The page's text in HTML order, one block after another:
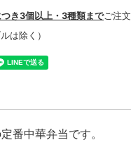
き3個以上・3種類までご注文
は除く）
番中華弁当です。